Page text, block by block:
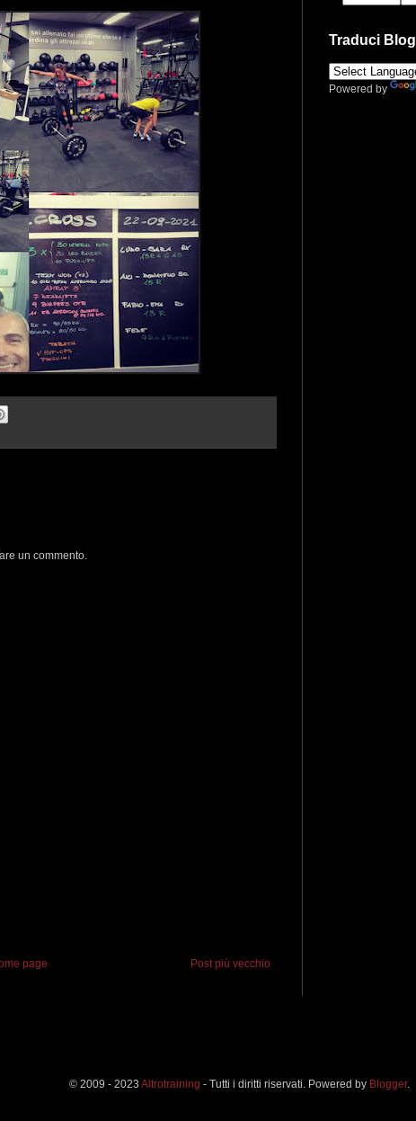
un commento.
Post più vecchio
page
Traduci Blog
Powered by
© 2009 - 2023 Altrotraining - Tutti i diritti riservati. Powered by Blogger.